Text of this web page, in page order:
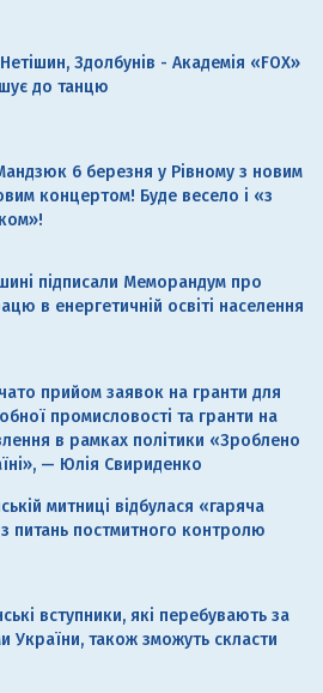
Здолбунів - Академія «FOX»
до танцю
6 березня у Рівному з новим
концертом! Буде весело і «з
підписали Меморандум про
в енергетичній освіті населення
прийом заявок на гранти для
промисловості та гранти на
в рамках політики «Зроблено
— Юлія Свириденко
митниці відбулася «гаряча
з питань постмитного контролю
вступники, які перебувають за
України, також зможуть скласти